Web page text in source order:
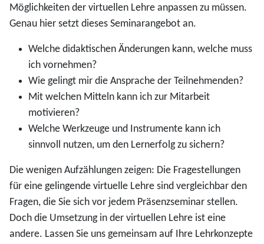
Möglichkeiten der virtuellen Lehre anpassen zu müssen.
Genau hier setzt dieses Seminarangebot an.
Welche didaktischen Änderungen kann, welche muss
ich vornehmen?
Wie gelingt mir die Ansprache der Teilnehmenden?
Mit welchen Mitteln kann ich zur Mitarbeit
motivieren?
Welche Werkzeuge und Instrumente kann ich
sinnvoll nutzen, um den Lernerfolg zu sichern?
Die wenigen Aufzählungen zeigen: Die Fragestellungen
für eine gelingende virtuelle Lehre sind vergleichbar den
Fragen, die Sie sich vor jedem Präsenzseminar stellen.
Doch die Umsetzung in der virtuellen Lehre ist eine
andere. Lassen Sie uns gemeinsam auf Ihre Lehrkonzepte